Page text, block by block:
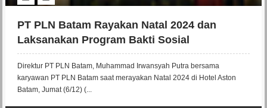
PT PLN Batam Rayakan Natal 2024 dan
Laksanakan Program Bakti Sosial
Direktur PT PLN Batam, Muhammad Irwansyah Putra bersama
karyawan PT PLN Batam saat merayakan Natal 2024 di Hotel Aston
Batam, Jumat (6/12) (...